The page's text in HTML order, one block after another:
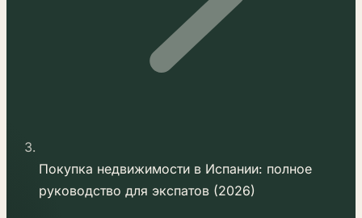
Покупка недвижимости в Испании: полное
руководство для экспатов (2026)